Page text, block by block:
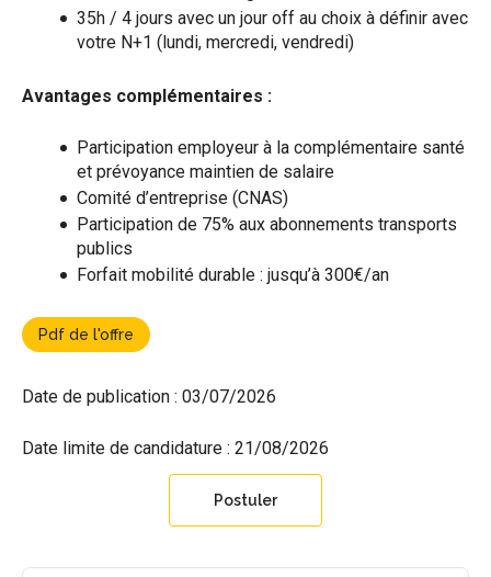
35h / 4 jours avec un jour off au choix à définir avec
votre N+1 (lundi, mercredi, vendredi)
Avantages complémentaires :
Participation employeur à la complémentaire santé
et prévoyance maintien de salaire
Comité d’entreprise (CNAS)
Participation de 75% aux abonnements transports
publics
Forfait mobilité durable : jusqu’à 300€/an
Pdf de l'offre
Date de publication : 03/07/2026
Date limite de candidature : 21/08/2026
Postuler